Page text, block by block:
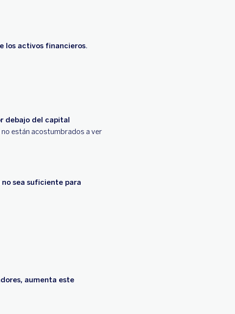
los activos financieros.
debajo del capital
no están acostumbrados a ver
sea suficiente para
aumenta este